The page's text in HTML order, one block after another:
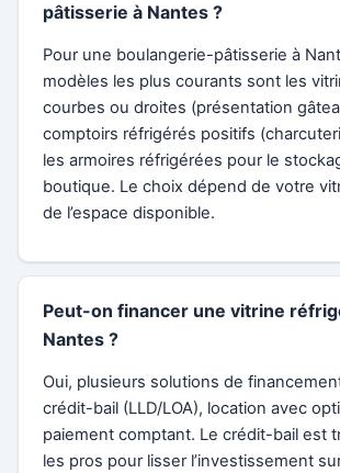
pâtisserie à Nantes ?
Pour une boulangerie-pâtisserie à
modèles les plus courants sont les
courbes ou droites (présentation
comptoirs réfrigérés positifs
les armoires réfrigérées pour le
boutique. Le choix dépend de votre
de l’espace disponible.
Peut-on financer une vitrine
Nantes ?
Oui, plusieurs solutions de
crédit-bail (LLD/LOA), location avec
paiement comptant. Le crédit-bail est
les pros pour lisser l’investissement